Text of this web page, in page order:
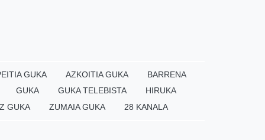
GUKA AZKOITIA GUKA
BARRENA
GUKA
GUKA TELEBISTA
HIRUKA
GUKA
ZUMAIA GUKA 28 KANALA